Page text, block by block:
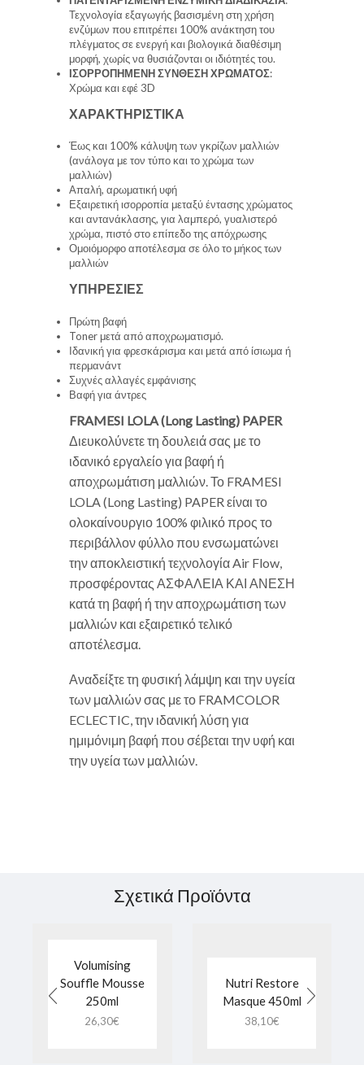
Τεχνολογία εξαγωγής βασισμένη στη χρήση
ενζύμων που επιτρέπει 100% ανάκτηση του
πλέγματος σε ενεργή και βιολογικά διαθέσιμη
μορφή, χωρίς να θυσιάζονται οι ιδιότητές του.
ΙΣΟΡΡΟΠΗΜΕΝΗ ΣΥΝΘΕΣΗ ΧΡΩΜΑΤΟΣ:
Χρώμα και εφέ 3D
ΧΑΡΑΚΤΗΡΙΣΤΙΚΑ
Έως και 100% κάλυψη των γκρίζων μαλλιών
(ανάλογα με τον τύπο και το χρώμα των
μαλλιών)
Απαλή, αρωματική υφή
Εξαιρετική ισορροπία μεταξύ έντασης χρώματος
και αντανάκλασης, για λαμπερό, γυαλιστερό
χρώμα, πιστό στο επίπεδο της απόχρωσης
Ομοιόμορφο αποτέλεσμα σε όλο το μήκος των
μαλλιών
ΥΠΗΡΕΣΙΕΣ
Πρώτη βαφή
Toner μετά από αποχρωματισμό.
Ιδανική για φρεσκάρισμα και μετά από ίσιωμα ή
περμανάντ
Συχνές αλλαγές εμφάνισης
Βαφή για άντρες
FRAMESI LOLA (Long Lasting) PAPER
Διευκολύνετε τη δουλειά σας με το
ιδανικό εργαλείο για βαφή ή
αποχρωμάτιση μαλλιών. Το FRAMESI
LOLA (Long Lasting) PAPER είναι το
ολοκαίνουργιο 100% φιλικό προς το
περιβάλλον φύλλο που ενσωματώνει
την αποκλειστική τεχνολογία Air Flow,
προσφέροντας ΑΣΦΑΛΕΙΑ ΚΑΙ ΑΝΕΣΗ
κατά τη βαφή ή την αποχρωμάτιση των
μαλλιών και εξαιρετικό τελικό
αποτέλεσμα.
Αναδείξτε τη φυσική λάμψη και την υγεία
των μαλλιών σας με το FRAMCOLOR
ECLECTIC, την ιδανική λύση για
ημιμόνιμη βαφή που σέβεται την υφή και
την υγεία των μαλλιών.
Σχετικά Προϊόντα
Volumising
Souffle Mousse
250ml
26,30€
Nutri Restore
Masque 450ml
38,10€